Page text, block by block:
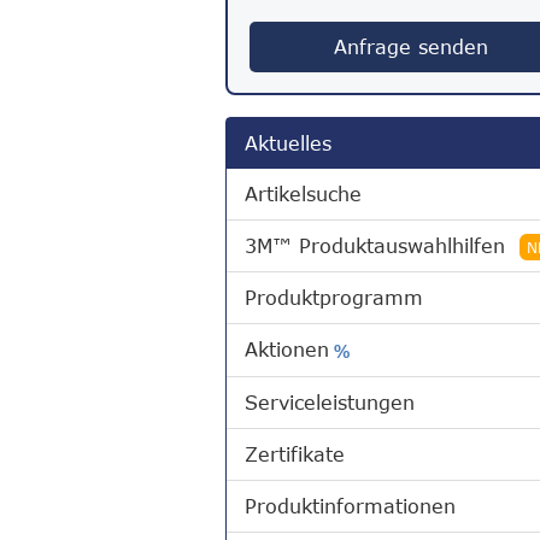
Anfrage senden
Aktuelles
Artikelsuche
3M™ Produktauswahlhilfen
Produktprogramm
Aktionen %
Serviceleistungen
Zertifikate
Produktinformationen